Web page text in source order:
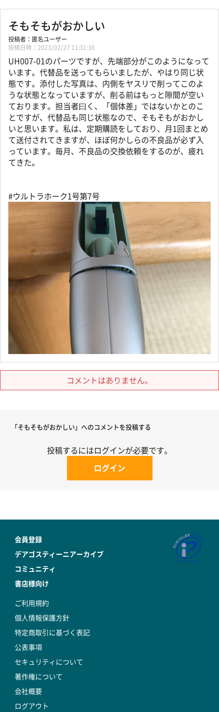
そもそもがおかしい
2023/02/27 11:31:36
匿名ユーザー
UH007-01のパーツですが、先端部分がこのようになって
います。代替品を送ってもらいましたが、やはり同じ状
態です。添付した写真は、内側をヤスリで削ってこのよ
うな状態となっていますが、削る前はもっと隙間が空い
ております。担当者曰く、「個体差」ではないかとのこ
とですが、代替品も同じ状態なので、そもそもがおかし
いと思います。私は、定期購読をしており、月1回まとめ
て送付されてきますが、ほぼ何かしらの不良品が必ず入
っています。毎月、不良品の交換依頼をするのが、疲れ
てきた。
#ウルトラホーク1号第7号
コメントはありません。
「そもそもがおかしい」へのコメントを投稿する
投稿するにはログインが必要です。
ログイン
会員登録
デアゴスティーニアーカイブ
コミュニティ
書店様向け
ご利用規約
個人情報保護方針
特定商取引に基づく表記
公表事項
セキュリティについて
著作権について
会社概要
ログアウト